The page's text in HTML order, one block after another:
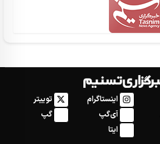
اینستاگرام
توییتر
آی‌گپ
گپ
ایتا